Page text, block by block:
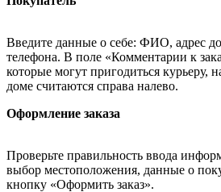
Введите данные о себе: ФИО, адрес
телефона. В поле «Комментарии к
которые могут пригодиться курьеру,
доме считаются справа налево.
Оформление заказа
Проверьте правильность ввода
выбор местоположения, данные о
кнопку «Оформить заказ».